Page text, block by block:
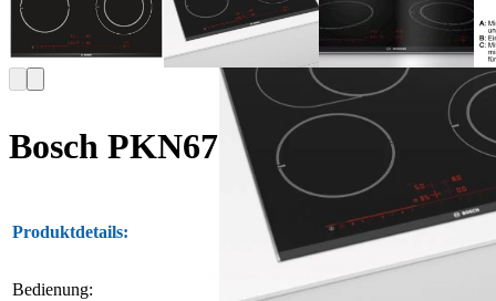
Bosch PKN675DP1D
Produktdetails: Autark Ceran-Kochfeld /
Bedienung:
Touch-Oberfläche –